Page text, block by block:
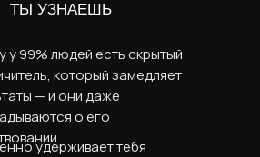
ТЫ УЗНАЕШЬ
удерживает тебя
у 99% людей есть скрытый
который замедляет
— и они даже
о его